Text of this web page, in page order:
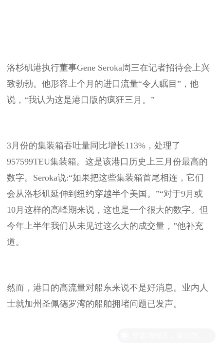
洛杉矶港执行董事Gene Seroka周三在记者招待会上兴
致勃勃。他形容上个月的进口流量“令人瞩目”，他
说，“我认为这是港口版的疯狂三月。”
3月份的集装箱吞吐量同比增长113%，处理了
957599TEU集装箱。这是该港口历史上三月份最高的
数字。Seroka说:“如果把这些集装箱首尾相连，它们
会从洛杉矶延伸到纽约穿越半个美国。”“对于9月或
10月这样的高峰期来说，这也是一个很大的数字。但
今年上半年我们从未见过这么大的成交量，”他补充
道。
然而，港口的高流量对船东来说不是好消息。业内人
士就加州圣佩德罗湾的船舶拥堵问题已发声。